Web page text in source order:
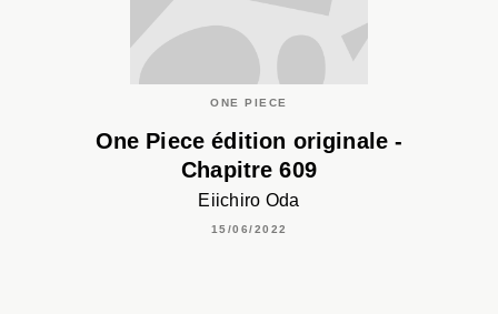
ONE PIECE
One Piece édition originale -
Chapitre 609
Eiichiro Oda
15/06/2022